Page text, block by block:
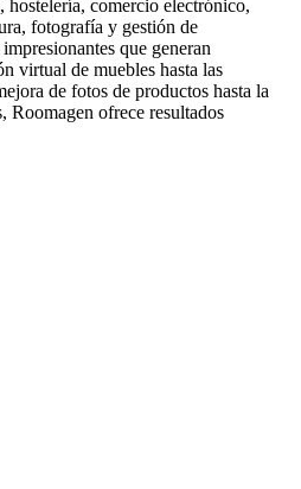
hostelería, comercio electrónico,
fotografía y gestión de
que generan
virtual de muebles hasta las
de fotos de productos hasta la
Roomagen ofrece resultados